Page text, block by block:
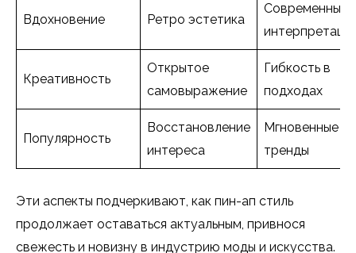
Вдохновение Ретро эстетика
Современные
Креативность
Открытое
самовыражение
Гибкость в
подходах
Популярность
Восстановление
интереса
Мгновенные
тренды
Эти аспекты подчеркивают, как пин-ап стиль
продолжает оставаться актуальным, привнося
свежесть и новизну в индустрию моды и искусства.